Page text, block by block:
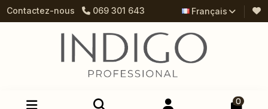
Contactez-nous 069 301 643 Français
0